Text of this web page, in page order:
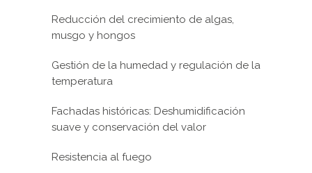
Reducción del crecimiento de algas,
musgo y hongos
Gestión de la humedad y regulación de la
temperatura
Fachadas históricas: Deshumidificación
suave y conservación del valor
Resistencia al fuego